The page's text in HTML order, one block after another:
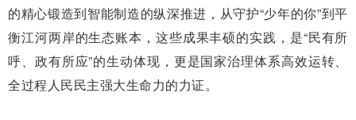
的精心锻造到智能制造的纵深推进，从守护“少年的你”到平
衡江河两岸的生态账本，这些成果丰硕的实践，是“民有所
呼、政有所应”的生动体现，更是国家治理体系高效运转、
全过程人民民主强大生命力的力证。